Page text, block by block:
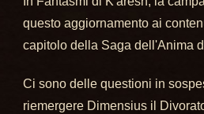
questo aggiornamento ai
capitolo della Saga dell'Anima
Ci sono delle questioni in
riemergere Dimensius il